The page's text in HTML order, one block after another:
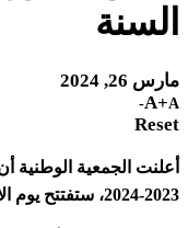
السنة
مارس 26, 2024
A+A-
Reset
أعلنت الجمعية الوطنية أن
2023-2024، ستفتتح يوم الاثنين المقبل عند الساعة الخامسة مساء.